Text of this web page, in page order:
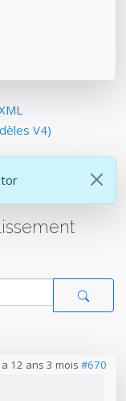
V4)
12 ans 3 mois #670